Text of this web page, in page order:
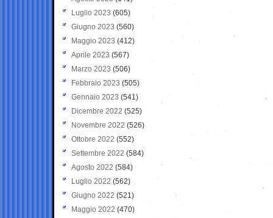
Luglio 2023 (605)
Giugno 2023 (560)
Maggio 2023 (412)
Aprile 2023 (567)
Marzo 2023 (506)
Febbraio 2023 (505)
Gennaio 2023 (541)
Dicembre 2022 (525)
Novembre 2022 (526)
Ottobre 2022 (552)
Settembre 2022 (584)
Agosto 2022 (584)
Luglio 2022 (562)
Giugno 2022 (521)
Maggio 2022 (470)